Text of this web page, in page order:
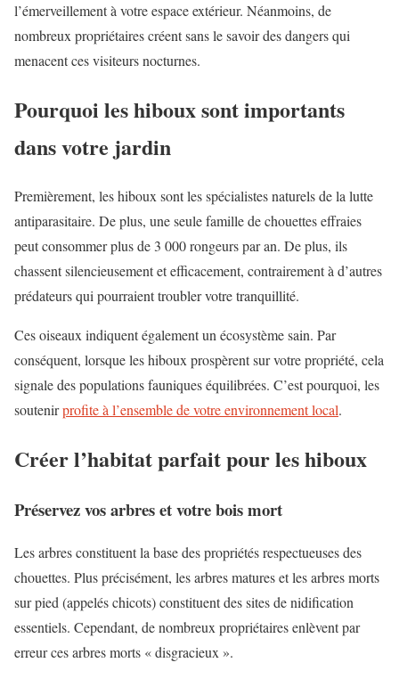
l’émerveillement à votre espace extérieur. Néanmoins, de
nombreux propriétaires créent sans le savoir des dangers qui
menacent ces visiteurs nocturnes.
Pourquoi les hiboux sont importants
dans votre jardin
Premièrement, les hiboux sont les spécialistes naturels de la lutte
antiparasitaire. De plus, une seule famille de chouettes effraies
peut consommer plus de 3 000 rongeurs par an. De plus, ils
chassent silencieusement et efficacement, contrairement à d’autres
prédateurs qui pourraient troubler votre tranquillité.
Ces oiseaux indiquent également un écosystème sain. Par
conséquent, lorsque les hiboux prospèrent sur votre propriété, cela
signale des populations fauniques équilibrées. C’est pourquoi, les
soutenirprofite à l’ensemble de votre environnement local.
Créer l’habitat parfait pour les hiboux
Préservez vos arbres et votre bois mort
Les arbres constituent la base des propriétés respectueuses des
chouettes. Plus précisément, les arbres matures et les arbres morts
sur pied (appelés chicots) constituent des sites de nidification
essentiels. Cependant, de nombreux propriétaires enlèvent par
erreur ces arbres morts « disgracieux ».